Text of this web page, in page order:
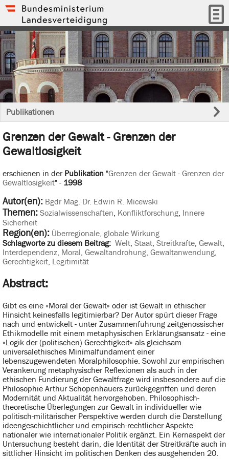
Publikationen
Grenzen der Gewalt - Grenzen der
Gewaltlosigkeit
erschienen in der Publikation"Grenzen der Gewalt - Grenzen der
Gewaltlosigkeit" - 1998
Autor(en): Bgdr Mag. Dr. Edwin R. Micewski
Themen: Sozialwissenschaften, Konfliktforschung, Innere
Sicherheit
Region(en): Überregionale, globale Wirkung
Schlagworte zu diesem Beitrag: Welt, Staat, Streitkräfte, Gewalt,
Interdependenz, Moral, Gewaltandrohung, Gewaltanwendung,
Gerechtigkeit, Legitimität
Abstract:
Gibt es eine «Moral der Gewalt» oder ist Gewalt in ethischer
Hinsicht keinesfalls legitimierbar? Der Autor spürt dieser Frage
nach und entwickelt - unter Zusammenführung zeitgenössischer
Ethikmodelle mit einem metaphysischen Erklärungsansatz - eine
«Logik der (politischen) Gerechtigkeit» als gleichsam
universalethisches Minimalfundament einer
lebenszugewendeten Moralphilosophie. Sowohl zur empirischen
Verankerung metaphysischer Reflexionen als auch in der
ethischen Fundierung der Gewaltfrage wird insbesondere auf die
Philosophie Arthur Schopenhauers zurückgegriffen und deren
Modernität und Aktualität hervorgehoben. Philosophisch-
theoretische Überlegungen zur Gewalt in individueller wie
politisch-militärischer Perspektive werden durch die Darstellung
ideengeschichtlicher und empirisch-rechtlicher Aspekte
nationaler wie internationaler Politik ergänzt. Ein Kernaspekt der
Untersuchung besteht darin, die Identität der Streitkräfte auch in
sittlicher Hinsicht im politischen Denken des ausgehenden 20.